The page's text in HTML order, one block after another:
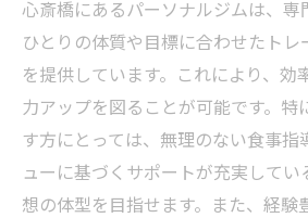
心斎橋にあるパーソナルジムは、専
ひとりの体質や目標に合わせたト
を提供しています。これにより、効
力アップを図ることが可能です。特
す方にとっては、無理のない食事指
ューに基づくサポートが充実して
想の体型を目指せます。また、経験